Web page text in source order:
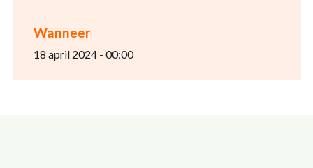
Wanneer
18 april 2024 - 00:00